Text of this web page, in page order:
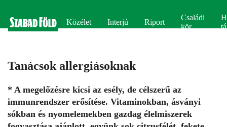
Közélet Interjú Riport
Családi
kör
Tanácsok allergiásoknak
* A megelőzésre kicsi az esély, de célszerű az
immunrendszer erősítése. Vitaminokban, ásványi
sókban és nyomelemekben gazdag élelmiszerek